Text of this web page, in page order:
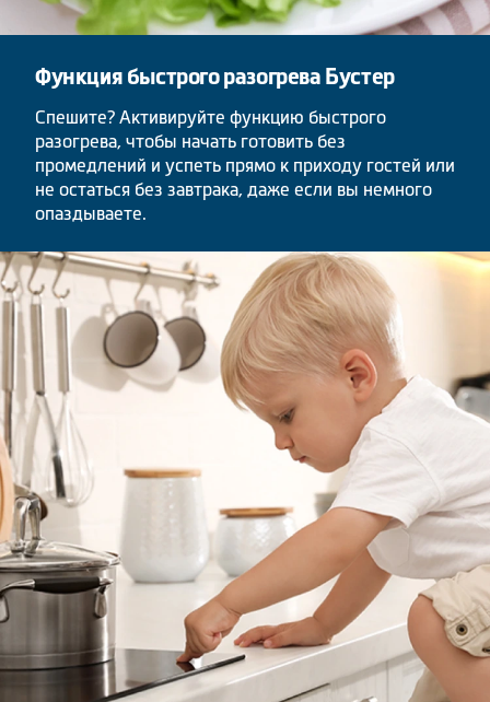
Функция быстрого разогрева Бустер
Спешите? Активируйте функцию быстрого
разогрева, чтобы начать готовить без
промедлений и успеть прямо к приходу гостей или
не остаться без завтрака, даже если вы немного
опаздываете.